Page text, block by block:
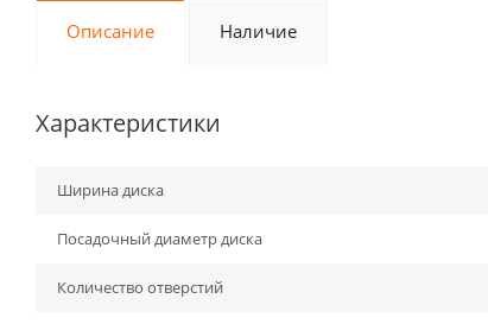
Описание Наличие
Характеристики
Ширина диска
Посадочный диаметр диска
Количество отверстий